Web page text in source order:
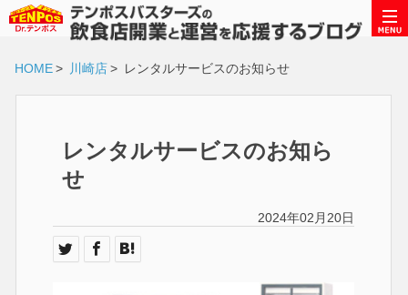
HOME> 川崎店> レンタルサービスのお知らせ
レンタルサービスのお知ら
せ
2024年02月20日